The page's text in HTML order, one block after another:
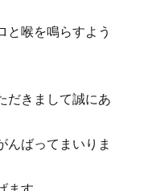
と喉を鳴らすよう
だきまして誠にあ
んばってまいりま